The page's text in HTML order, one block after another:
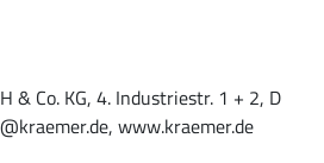
& Co. KG, 4. Industriestr. 1 + 2, D
www.kraemer.de